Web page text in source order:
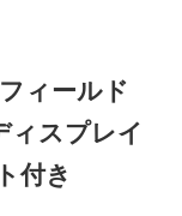
ィールド
スプレイ
付き